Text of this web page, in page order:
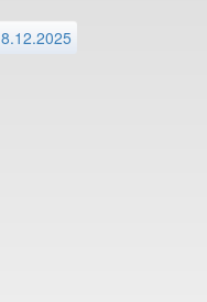
8.12.2025